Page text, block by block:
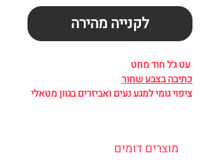
לקנייה מהירה
עט ג'ל חוד מחט
כתיבה בצבע שחור
ציפוי גומי למגע נעים ואביזרים בגוון מטאלי
מוצרים דומים